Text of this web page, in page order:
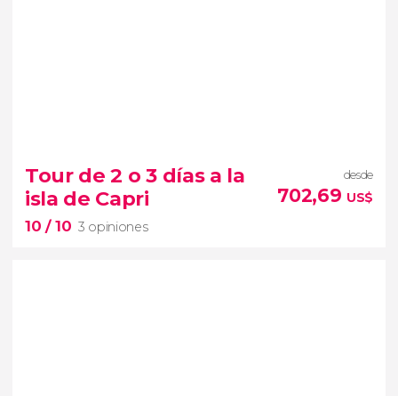
3 opiniones
lagos del
norte de Italia
circuito de 5 días
Tour de 2 o 3 días a la
isla de Capri
10/ 10 3 opiniones
desde
702,69 US$